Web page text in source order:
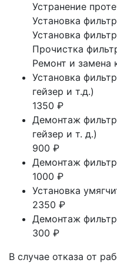
Устранение
Установка
Установка
Прочистка
Ремонт и замена
Установка
гейзер и т.д.)
1350 ₽
Демонтаж
гейзер и т. д.)
900 ₽
Демонтаж
1000 ₽
Установка
2350 ₽
Демонтаж
300 ₽
В случае отказа от